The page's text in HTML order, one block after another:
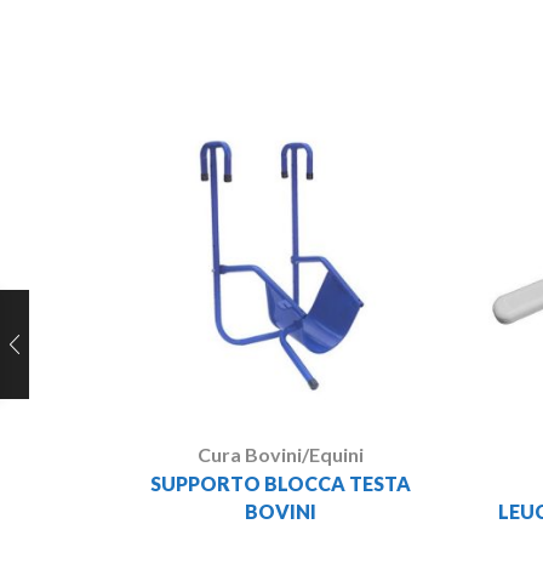
Cura Bovini/Equini
SUPPORTO BLOCCA TESTA
BOVINI